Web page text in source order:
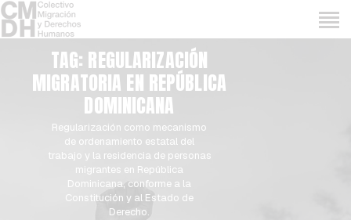
TAG: REGULARIZACIÓN
MIGRATORIA EN REPÚBLICA
DOMINICANA
Regularización como mecanismo
de ordenamiento estatal del
trabajo y la residencia de personas
migrantes en República
Dominicana, conforme a la
Constitución y al Estado de
Derecho.
INICIO
QUIENES SOMOS
EVENTOS